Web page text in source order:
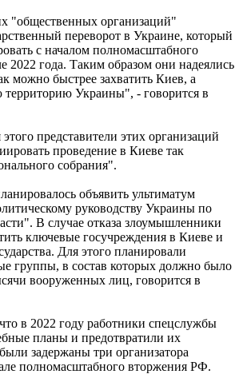
"общественных организаций"
переворот в Украине, который
с началом полномасштабного
2022 года. Таким образом они надеялись
можно быстрее захватить Киев, а
территорию Украины", - говорится в
представители этих организаций
проведение в Киеве так
собрания".
объявить ультиматум
руководству Украины по
В случае отказа злоумышленники
ключевые госучреждения в Киеве и
Для этого планировали
группы, в состав которых должно было
вооруженных лиц, говорится в
в 2022 году работники спецслужбы
планы и предотвратили их
задержаны три организатора
полномасштабного вторжения РФ.